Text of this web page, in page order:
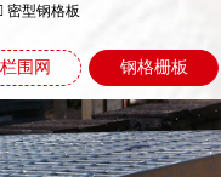
密型钢格板
围网 钢格栅板